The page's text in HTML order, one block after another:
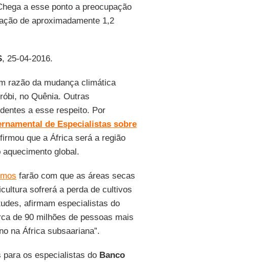
a esse ponto a preocupação
de aproximadamente 1,2
, 25-04-2016.
razão da mudança climática
no Quênia. Outras
a esse respeito. Por
de Especialistas sobre
que a África será a região
global.
farão com que as áreas secas
sofrerá a perda de cultivos
afirmam especialistas do
de 90 milhões de pessoas mais
na África subsaariana”.
os especialistas do Banco